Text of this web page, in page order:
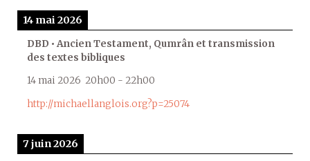
14 mai 2026
DBD • Ancien Testament, Qumrân et transmission
des textes bibliques
14 mai 2026 20h00 - 22h00
http://michaellanglois.org?p=25074
7 juin 2026